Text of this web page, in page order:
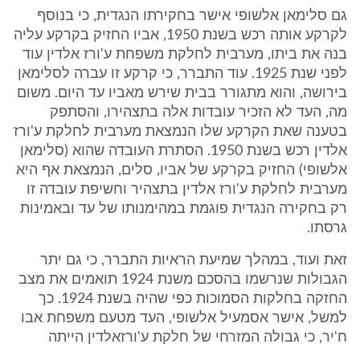
גם סלימאן אלשופי אישר בחקירתו הנגדית, כי בנוסף
לקרקע אותה רכש בשנת 1950, אביו החזיק בקרקע עליה
בנה את ביתו, מערבית לחלקת משפחת ע'ורז אלדין עוד
לפני שנת 1925. עוד התברר, כי קרקע זו עברה לסלימאן
בירושה, והוא מתגורר בבית שירש מאביו עד היום. משום
מה, העד לא הזכיר עובדות אלה בתצהירו, והסתפק
בטענה שאת הקרקע שלו הנמצאת מערבית לחלקת ע'ורז
אלדין רכש בשנת 1950. הסתרת העובדה שהוא (סלימאן
אלשופי) החזיק בקרקע של אביו, סלים, הנמצאת אף היא
מערבית לחלקת ע'ורז אלדין בתצהיר וחשיפת עובדה זו
רק בחקירה הנגדית פוגמת במהימנותו של עד ובאמינות
גרסתו.
זאת ועוד, במהלך שמיעת הראיות התברר, כי גם יתר
הגבולות שנרשמו בהסכם משנת 1924 תואמים את מצב
החזקה בחלקות הסמוכות כפי שהיה בשנת 1924. כך
למשל, אישר אסמעיל אלשופי, העד מטעם משפחת אבו
ח'יר, כי גבולה המזרחי של חלקת ע'ורזאלדין הייתה